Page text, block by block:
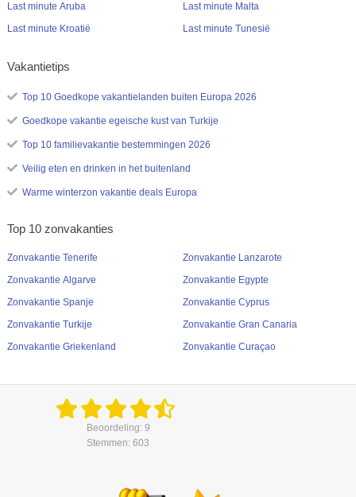
Last minute Aruba
Last minute Kroatië
Last minute Malta
Last minute Tunesië
Vakantietips
Top 10 Goedkope vakantielanden buiten Europa 2026
Goedkope vakantie egeische kust van Turkije
Top 10 familievakantie bestemmingen 2026
Veilig eten en drinken in het buitenland
Warme winterzon vakantie deals Europa
Top 10 zonvakanties
Zonvakantie Tenerife
Zonvakantie Algarve
Zonvakantie Spanje
Zonvakantie Turkije
Zonvakantie Griekenland
Zonvakantie Lanzarote
Zonvakantie Egypte
Zonvakantie Cyprus
Zonvakantie Gran Canaria
Zonvakantie Curaçao
Beoordeling: 9
Stemmen: 603